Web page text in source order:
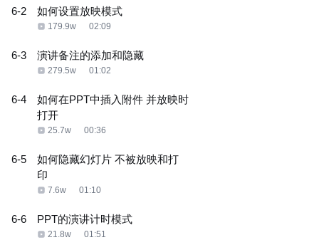
6-2 如何设置放映模式
179.9w 02:09
6-3 演讲备注的添加和隐藏
279.5w 01:02
6-4
如何在PPT中插入附件 并放映时
打开
25.7w 00:36
6-5
如何隐藏幻灯片 不被放映和打
印
7.6w 01:10
6-6 PPT的演讲计时模式
21.8w 01:51